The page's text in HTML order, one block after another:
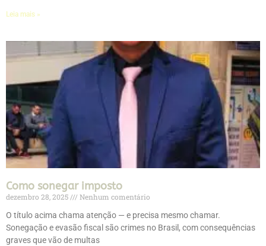
Leia mais »
Como sonegar imposto
dezembro 28, 2025
Nenhum comentário
O título acima chama atenção — e precisa mesmo chamar.
Sonegação e evasão fiscal são crimes no Brasil, com consequências
graves que vão de multas